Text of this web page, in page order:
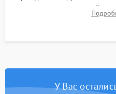
для контроля температур.
USB-портов, аудиовыходов
У Вас